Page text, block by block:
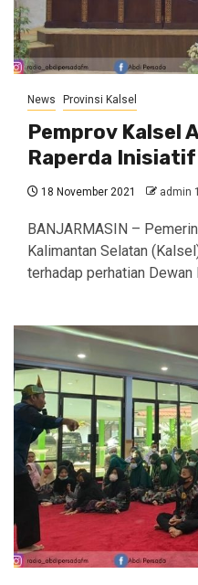
News Provinsi Kalsel
Pemprov Kalsel
Raperda Inisiatif
18 November 2021 admin 1
BANJARMASIN –
Kalimantan Selatan
terhadap perhatian